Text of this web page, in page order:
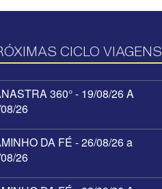
CICLO VIAGENS
360° - 19/08/26 A
26
DA FÉ - 26/08/26 a
26